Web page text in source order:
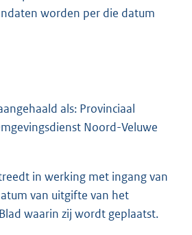
worden per die datum
als: Provinciaal
Noord-Veluwe
in werking met ingang van
van uitgifte van het
waarin zij wordt geplaatst.